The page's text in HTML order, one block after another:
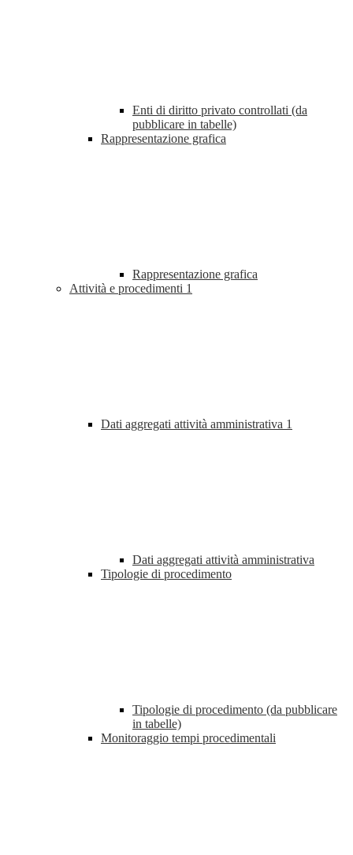
Enti di diritto privato controllati (da
pubblicare in tabelle)
Rappresentazione grafica
Rappresentazione grafica
Attività e procedimenti 1
Dati aggregati attività amministrativa 1
Dati aggregati attività amministrativa
Tipologie di procedimento
Tipologie di procedimento (da pubblicare
in tabelle)
Monitoraggio tempi procedimentali